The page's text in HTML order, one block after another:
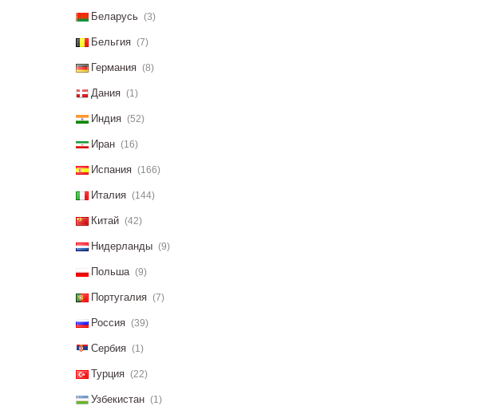
Беларусь (3)
Бельгия (7)
Германия (8)
Дания (1)
Индия (52)
Иран (16)
Испания (166)
Италия (144)
Китай (42)
Нидерланды (9)
Польша (9)
Португалия (7)
Россия (39)
Сербия (1)
Турция (22)
Узбекистан (1)